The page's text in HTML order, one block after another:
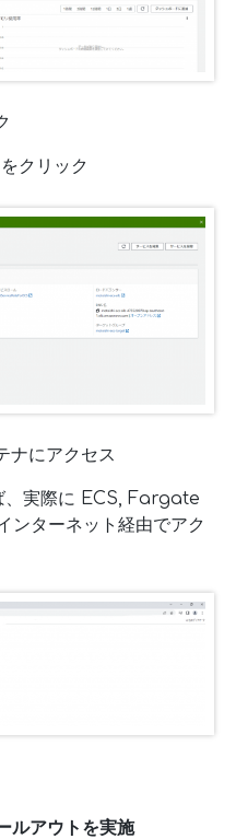
クリック
ナにアクセス
実際に ECS, Fargate
ンターネット経由でアク
ルアウトを実施